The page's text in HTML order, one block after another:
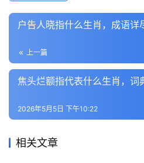
户告人晓指什么生肖，成语详
上一篇
焦头烂额指代表什么生肖，词
2026年5月5日 下午10:22
相关文章